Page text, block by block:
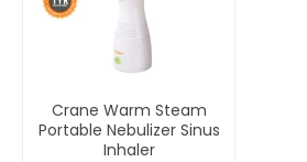
Crane Warm Steam
Portable Nebulizer Sinus
Inhaler